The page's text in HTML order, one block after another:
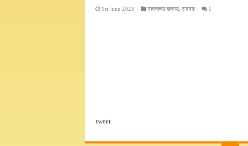
1st June 2023 महत्वाच्या बातम्या, रायगड 0
tweet